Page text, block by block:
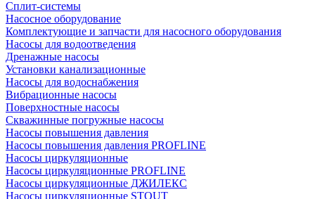
Сплит-системы
Насосное оборудование
Комплектующие и запчасти для насосного оборудования
Насосы для водоотведения
Дренажные насосы
Установки канализационные
Насосы для водоснабжения
Вибрационные насосы
Поверхностные насосы
Скважинные погружные насосы
Насосы повышения давления
Насосы повышения давления PROFLINE
Насосы циркуляционные
Насосы циркуляционные PROFLINE
Насосы циркуляционные ДЖИЛЕКС
Насосы циркуляционные STOUT